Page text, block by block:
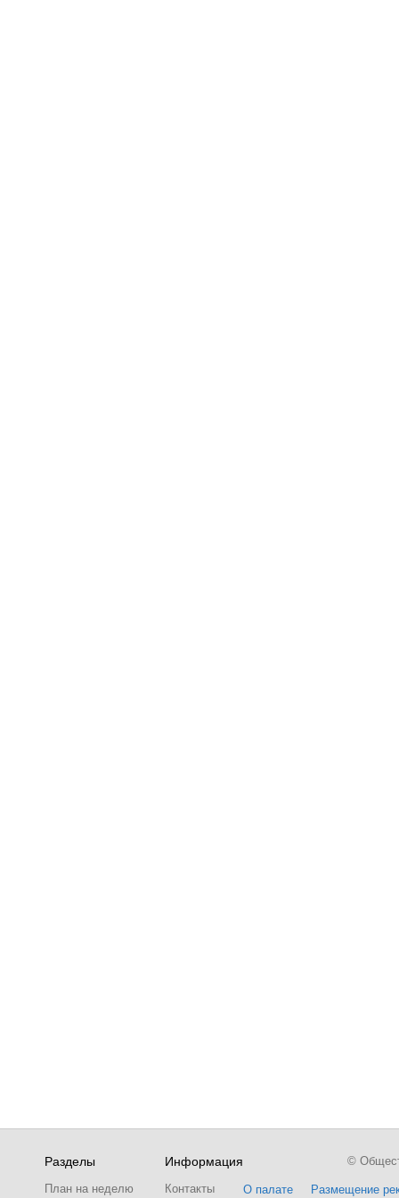
Разделы
План на неделю
Информация
Контакты
О палате Размещение
©